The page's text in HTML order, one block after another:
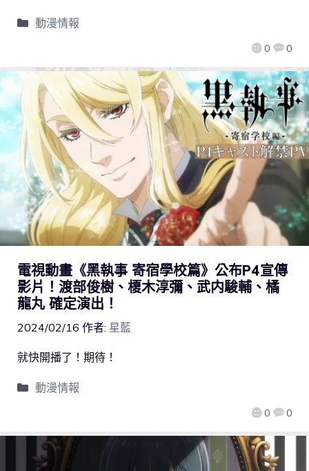
0 0
動漫情報
電視動畫《黑執事 寄宿學校篇》公布P4宣傳
影片！渡部俊樹、榎木淳彌、武内駿輔、橘
龍丸 確定演出！
2024/02/16 作者: 星藍
0 0
就快開播了！期待！
動漫情報